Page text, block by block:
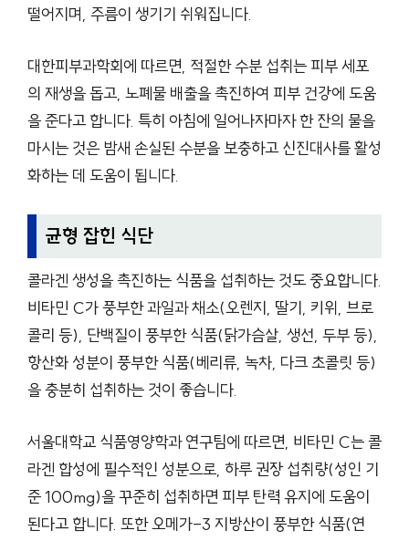
떨어지며, 주름이 생기기 쉬워집니다.
대한피부과학회에 따르면, 적절한 수분 섭취는 피부 세포
의 재생을 돕고, 노폐물 배출을 촉진하여 피부 건강에 도움
을 준다고 합니다. 특히 아침에 일어나자마자 한 잔의 물을
마시는 것은 밤새 손실된 수분을 보충하고 신진대사를 활성
화하는 데 도움이 됩니다.
균형 잡힌 식단
콜라겐 생성을 촉진하는 식품을 섭취하는 것도 중요합니다.
비타민 C가 풍부한 과일과 채소(오렌지, 딸기, 키위, 브로
콜리 등), 단백질이 풍부한 식품(닭가슴살, 생선, 두부 등),
항산화 성분이 풍부한 식품(베리류, 녹차, 다크 초콜릿 등)
을 충분히 섭취하는 것이 좋습니다.
서울대학교 식품영양학과 연구팀에 따르면, 비타민 C는 콜
라겐 합성에 필수적인 성분으로, 하루 권장 섭취량(성인 기
준 100mg)을 꾸준히 섭취하면 피부 탄력 유지에 도움이
된다고 합니다. 또한 오메가-3 지방산이 풍부한 식품(연